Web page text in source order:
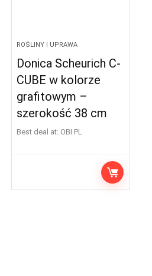
ROŚLINY I UPRAWA
Donica Scheurich C-
CUBE w kolorze
grafitowym –
szerokość 38 cm
Best deal at: OBI PL